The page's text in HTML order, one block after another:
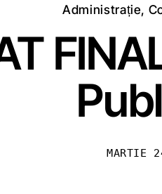
Termeni
Administrație,
MARTIE